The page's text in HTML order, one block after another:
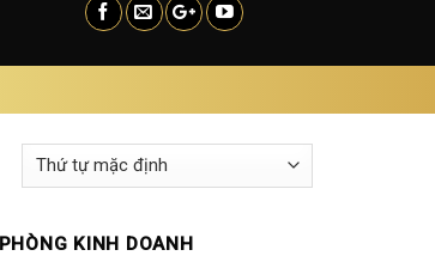
PHÒNG KINH DOANH